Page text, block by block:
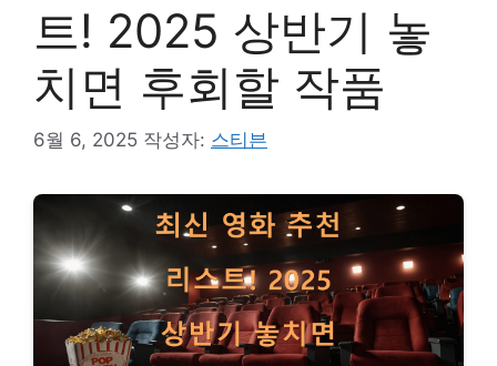
트! 2025 상반기 놓
치면 후회할 작품
6월 6, 2025 작성자: 스티븐